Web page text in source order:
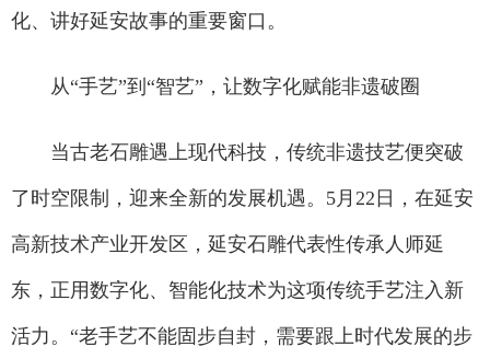
化、讲好延安故事的重要窗口。
从“手艺”到“智艺”，让数字化赋能非遗破圈
当古老石雕遇上现代科技，传统非遗技艺便突破
了时空限制，迎来全新的发展机遇。5月22日，在延安
高新技术产业开发区，延安石雕代表性传承人师延
东，正用数字化、智能化技术为这项传统手艺注入新
活力。“老手艺不能固步自封，需要跟上时代发展的步